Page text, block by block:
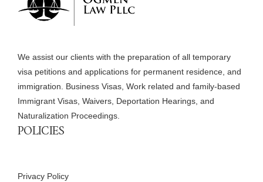
We assist our clients with the preparation of all temporary
visa petitions and applications for permanent residence, and
immigration. Business Visas, Work related and family-based
Immigrant Visas, Waivers, Deportation Hearings, and
Naturalization Proceedings.
POLICIES
Privacy Policy